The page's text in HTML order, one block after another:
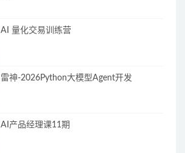
AI 量化交易训练营
雷神-2026Python大模型Agent开发
AI产品经理课11期